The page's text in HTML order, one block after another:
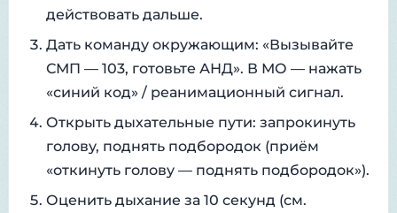
действовать дальше.
Дать команду окружающим: «Вызывайте
СМП — 103, готовьте АНД». В МО — нажать
«синий код» / реанимационный сигнал.
Открыть дыхательные пути: запрокинуть
голову, поднять подбородок (приём
«откинуть голову — поднять подбородок»).
Оценить дыхание за 10 секунд (см.